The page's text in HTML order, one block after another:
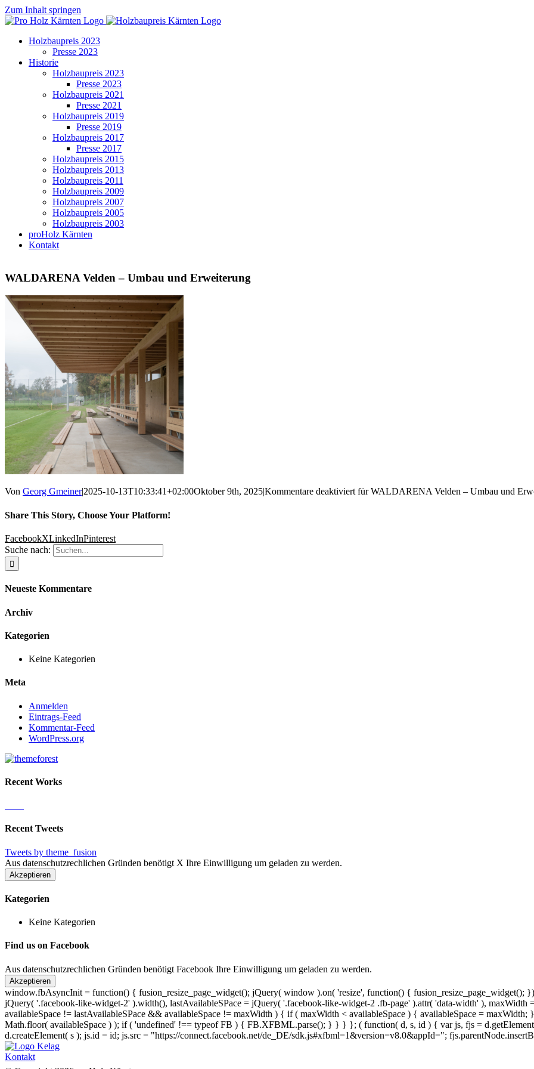
Zum Inhalt springen
Holzbaupreis 2023
Presse 2023
Historie
Holzbaupreis 2023
Presse 2023
Holzbaupreis 2021
Presse 2021
Holzbaupreis 2019
Presse 2019
Holzbaupreis 2017
Presse 2017
Holzbaupreis 2015
Holzbaupreis 2013
Holzbaupreis 2011
Holzbaupreis 2009
Holzbaupreis 2007
Holzbaupreis 2005
Holzbaupreis 2003
proHolz Kärnten
Kontakt
WALDARENA Velden – Umbau und Erweiterung
Von Georg Gmeiner|2025-10-13T10:33:41+02:00Oktober 9th, 2025|Kommentare deaktiviertfür WALDARENA Velden – Umbau und
Share This Story, Choose Your Platform!
FacebookXLinkedInPinterest
Suche nach:
Neueste Kommentare
Archiv
Kategorien
Keine Kategorien
Meta
Anmelden
Eintrags-Feed
Kommentar-Feed
WordPress.org
Recent Works
Recent Tweets
Tweets by theme_fusion
Aus datenschutzrechlichen Gründen benötigt X Ihre Einwilligung um geladen zu werden.
Akzeptieren
Kategorien
Keine Kategorien
Find us on Facebook
Aus datenschutzrechlichen Gründen benötigt Facebook Ihre Einwilligung um geladen zu werden.
Akzeptieren
window.fbAsyncInit = function() { fusion_resize_page_widget(); jQuery( window ).on( 'resize', function() { fusion_resize_page_widget();
jQuery( '.facebook-like-widget-2' ).width(), lastAvailableSPace = jQuery( '.facebook-like-widget-2 .fb-page' ).attr( 'data-width' ),
availableSpace != lastAvailableSPace && availableSpace != maxWidth ) { if ( maxWidth < availableSpace ) { availableSpace =
Math.floor( availableSpace ) ); if ( 'undefined' !== typeof FB ) { FB.XFBML.parse(); } } } }; ( function( d, s, id ) { var js, fjs =
d.createElement( s ); js.id = id; js.src = "https://connect.facebook.net/de_DE/sdk.js#xfbml=1&version=v8.0&appId=";
Kontakt